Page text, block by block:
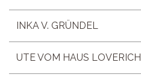
INKA V. GRÜNDEL
UTE VOM HAUS LOVERICH